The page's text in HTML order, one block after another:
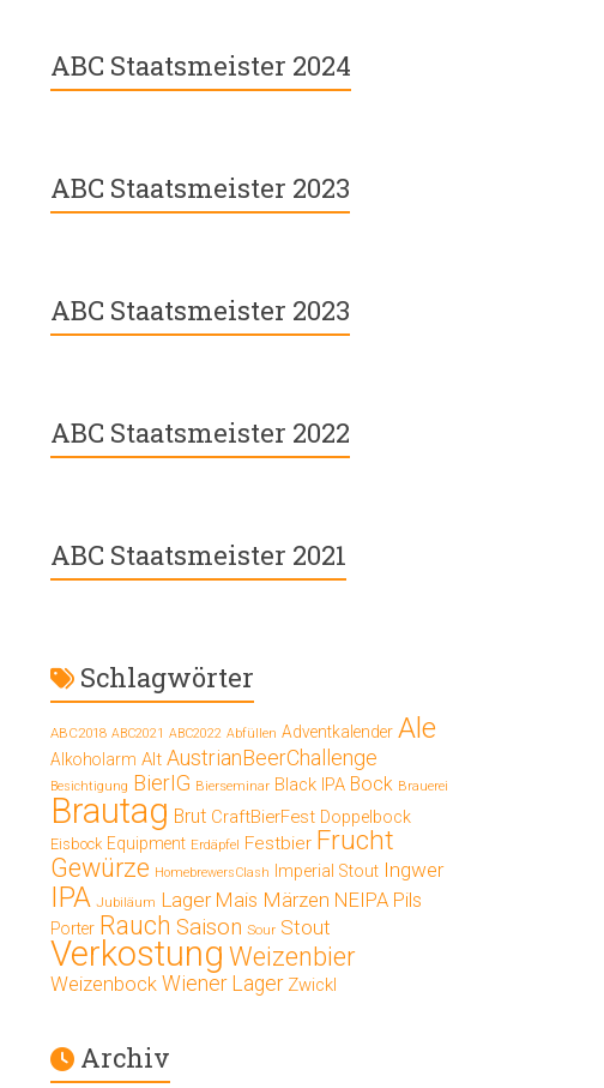
ABC Staatsmeister 2024
ABC Staatsmeister 2023
ABC Staatsmeister 2023
ABC Staatsmeister 2022
ABC Staatsmeister 2021
Schlagwörter
ABC2018 ABC2021 ABC2022 Abfüllen Adventkalender Ale
Alkoholarm Alt AustrianBeerChallenge
Besichtigung BierIG Bierseminar Black IPA Bock Brauerei
Brautag Brut CraftBierFest Doppelbock
Eisbock Equipment Erdäpfel Festbier Frucht
Gewürze HomebrewersClash Imperial Stout Ingwer
IPA Jubiläum Lager Mais Märzen NEIPA Pils
Porter Rauch Saison Sour Stout
Verkostung Weizenbier
Weizenbock Wiener Lager Zwickl
Archiv